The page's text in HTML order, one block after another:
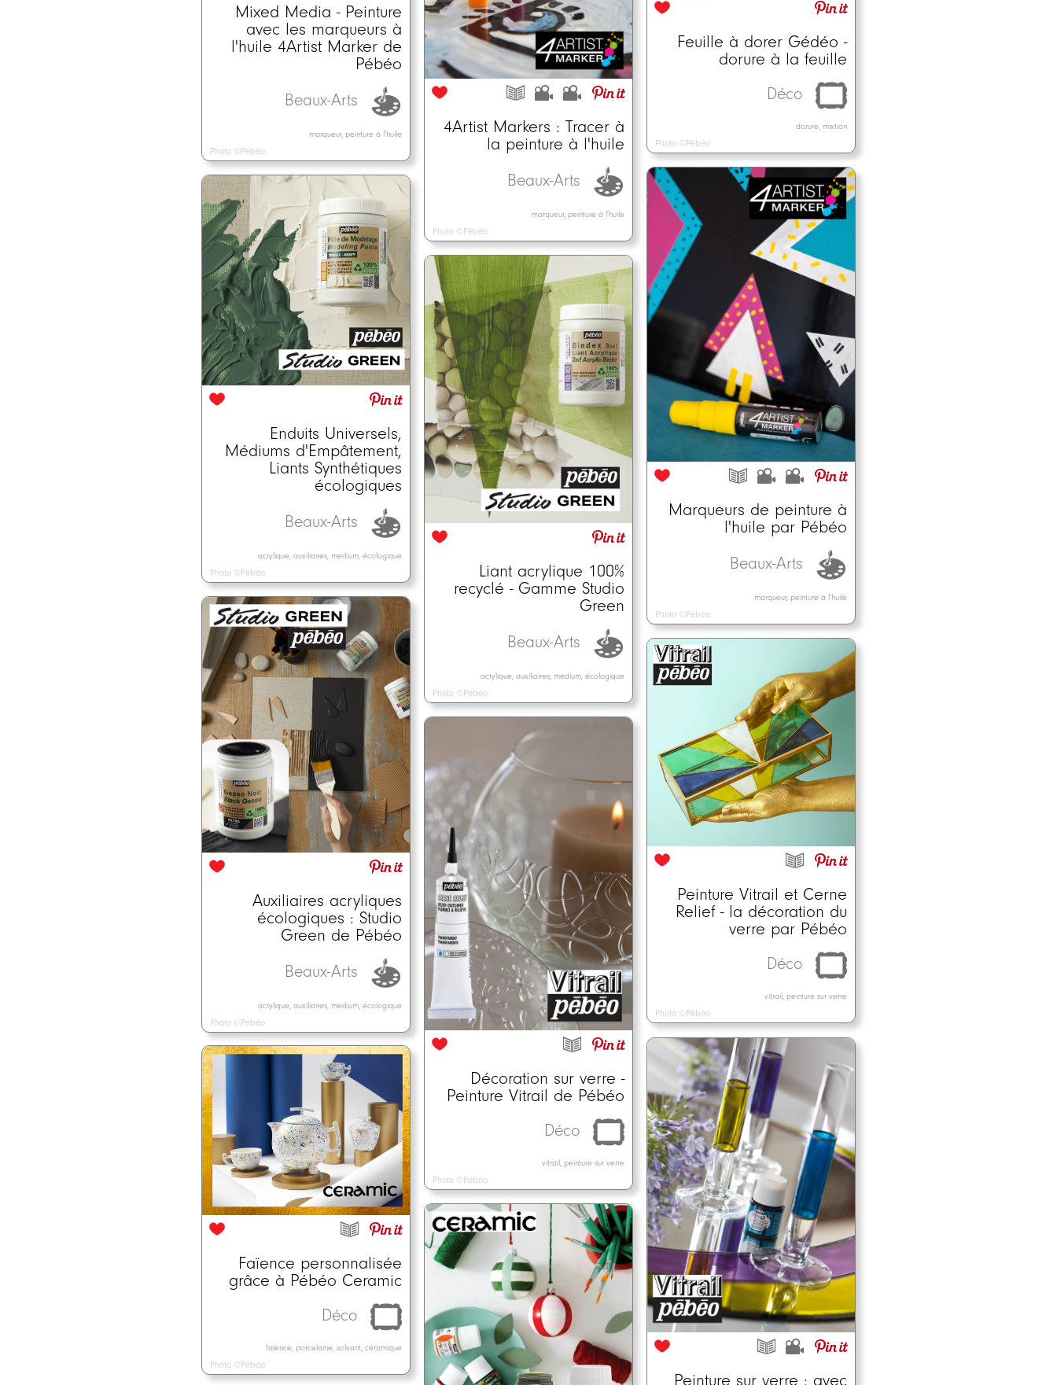
Feuille à dorer Gédéo -
dorure à la feuille
Déco
dorure, mixtion
Photo ©Pébéo
Mixed Media - Peinture
avec les marqueurs à
l'huile 4Artist Marker de
Pébéo
Beaux-Arts
marqueur, peinture à l'huile
Photo ©Pébéo
4Artist Markers : Tracer à
la peinture à l'huile
Beaux-Arts
marqueur, peinture à l'huile
Photo ©Pébéo
Marqueurs de peinture à
l'huile par Pébéo
Beaux-Arts
marqueur, peinture à l'huile
Photo ©Pébéo
Enduits Universels,
Médiums d'Empâtement,
Liants Synthétiques
écologiques
Beaux-Arts
acrylique, auxiliaires, medium, écologique
Photo ©Pébéo
Liant acrylique 100%
recyclé - Gamme Studio
Green
Beaux-Arts
acrylique, auxiliaires, medium, écologique
Photo ©Pébéo
Auxiliaires acryliques
écologiques : Studio
Green de Pébéo
Beaux-Arts
acrylique, auxiliaires, medium, écologique
Photo ©Pébéo
Peinture Vitrail et Cerne
Relief - la décoration du
verre par Pébéo
Déco
vitrail, peinture sur verre
Photo ©Pébéo
Décoration sur verre -
Peinture Vitrail de Pébéo
Déco
vitrail, peinture sur verre
Photo ©Pébéo
Peinture sur verre : avec
Faïence personnalisée
grâce à Pébéo Ceramic
Déco
faïence, porcelaine, solvant, céramique
Photo ©Pébéo